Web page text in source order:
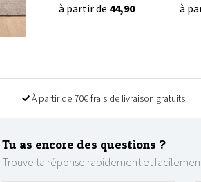
à partir de 44,90 à
À partir de 70€ frais de livraison gratuits
Tu as encore des questions ?
Trouve ta réponse rapidement et